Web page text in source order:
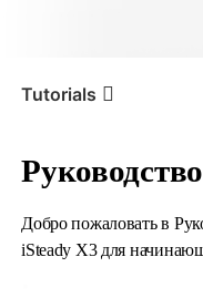
Tutorials
Tutorial iSteady
Добро пожаловать в
iSteady X3 для